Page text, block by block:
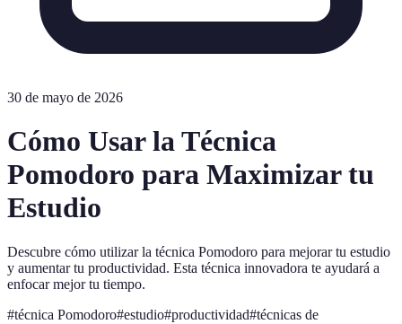
30 de mayo de 2026
Cómo Usar la Técnica
Pomodoro para Maximizar tu
Estudio
Descubre cómo utilizar la técnica Pomodoro para mejorar tu estudio
y aumentar tu productividad. Esta técnica innovadora te ayudará a
enfocar mejor tu tiempo.
#técnica Pomodoro#estudio#productividad#técnicas de